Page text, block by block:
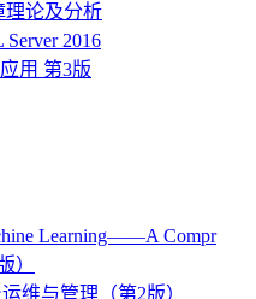
理论及分析
2016
用 第3版
Learning――A Compr
）
维与管理（第2版）